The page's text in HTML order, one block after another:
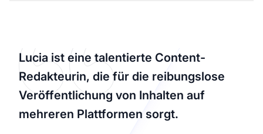
Lucia ist eine talentierte Content-
Redakteurin, die für die reibungslose
Veröffentlichung von Inhalten auf
mehreren Plattformen sorgt.